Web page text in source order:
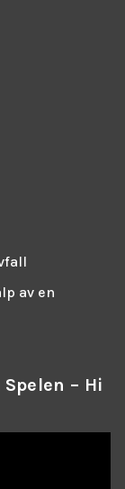
av en
– Hi